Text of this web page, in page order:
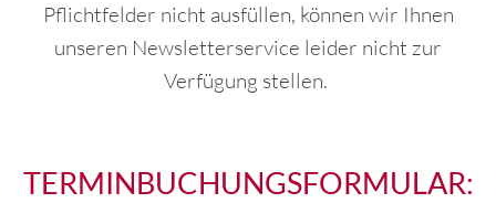
Pflichtfelder nicht ausfüllen, können wir Ihnen
unseren Newsletterservice leider nicht zur
Verfügung stellen.
TERMINBUCHUNGSFORMULAR: